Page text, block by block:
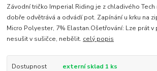
Závodní tričko Imperial Riding je z chladivého
dobře odvětrává a odvádí pot. Zapínání u krku na
Micro Polyester, 7% Elastan.Ošetřování: Lze prát v
nesušit v sušičce, nebělit. celý popis
Dostupnost
externí sklad 1 ks